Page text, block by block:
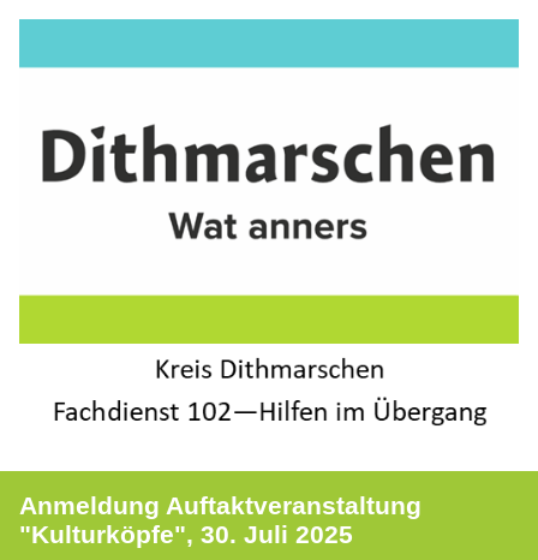
Anmeldung Auftaktveranstaltung
"Kulturköpfe", 30. Juli 2025